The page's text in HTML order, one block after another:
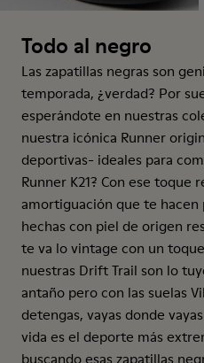
Todo al negro
Las zapatillas negras son
temporada, ¿verdad? Por
esperándote en nuestras
nuestra icónica Runner
deportivas- ideales para
Runner K21? Con ese
amortiguación que te
hechas con piel de origen
te va lo vintage con un
nuestras Drift Trail son lo
antaño pero con las suelas
detengas, vayas donde
vida es el deporte más
buscando esas zapatillas